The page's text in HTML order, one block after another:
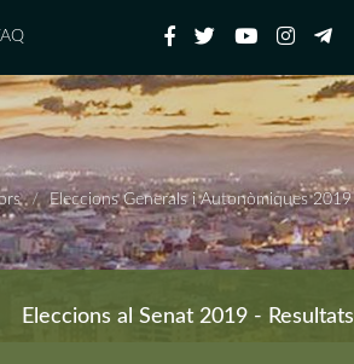
Eleccions Generals i Autonòmiques 2019
Eleccions al Senat 2019 - Resultats